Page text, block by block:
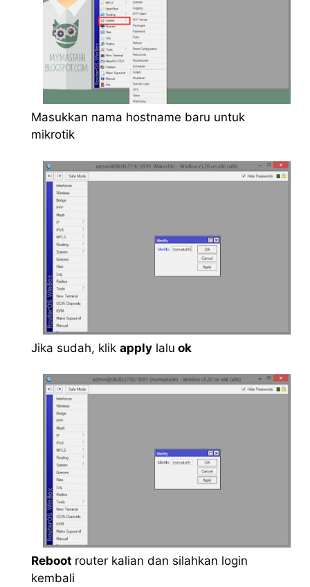
Masukkan nama hostname baru untuk
mikrotik
Jika sudah, klik apply lalu ok
Reboot router kalian dan silahkan login
kembali